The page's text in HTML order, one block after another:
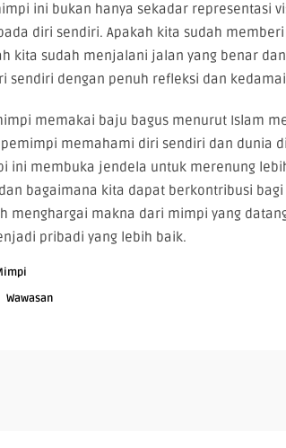
ini bukan hanya sekadar representasi
diri sendiri. Apakah kita sudah
kita sudah menjalani jalan yang benar
sendiri dengan penuh refleksi dan
memakai baju bagus menurut Islam
memahami diri sendiri dan dunia
ini membuka jendela untuk merenung
bagaimana kita dapat berkontribusi
menghargai makna dari mimpi yang
pribadi yang lebih baik.
Wawasan